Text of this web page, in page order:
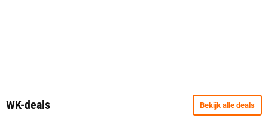
WK-deals Bekijk alle deals